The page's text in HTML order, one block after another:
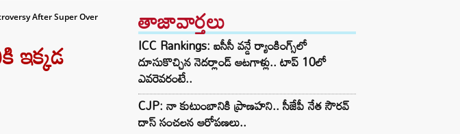
After Super Over
ఇక్కడ
తాజావార్తలు
ICC Rankings: ఐసీసీ వన్డే ర్యాంకింగ్స్‌లో
దూసుకొచ్చిన నెదర్లాండ్ ఆటగాళ్లు.. టాప్ 10లో
ఎవరెవరంటే..
CJP: నా కుటుంబానికి ప్రాణహని.. సీజేపీ నేత సౌరవ్
దాస్ సంచలన ఆరోపణలు..